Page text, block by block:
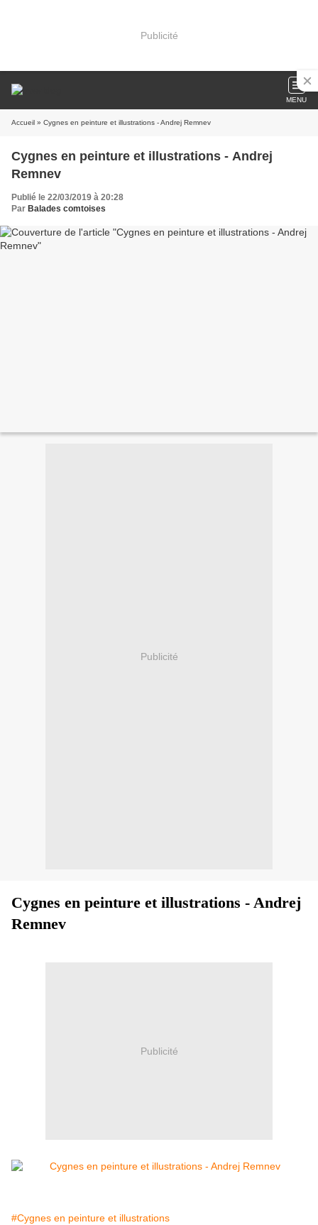
Publicité
MENU
Accueil » Cygnes en peinture et illustrations - Andrej Remnev
Cygnes en peinture et illustrations - Andrej
Remnev
Publié le 22/03/2019 à 20:28
Par Balades comtoises
Publicité
Cygnes en peinture et illustrations - Andrej
Remnev
Publicité
#Cygnes en peinture et illustrations